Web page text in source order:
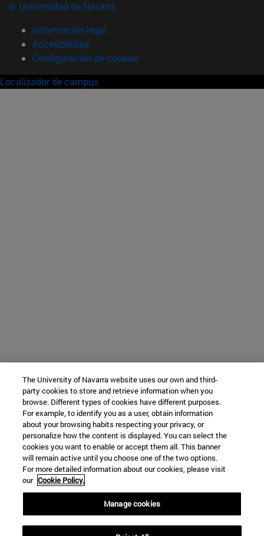
© Universidad de Navarra
Información legal
Accesibilidad
Configuración de cookies
Localizador de campus
The University of Navarra website uses our own and third-
party cookies to store and retrieve information when you
browse. Different types of cookies have different purposes.
For example, to identify you as a user, obtain information
about your browsing habits respecting your privacy, or
personalize how the content is displayed. You can select the
cookies you want to enable or accept them all. This banner
will remain active until you choose one of the two options.
For more detailed information about our cookies, please visit
our Cookie Policy.
Manage cookies